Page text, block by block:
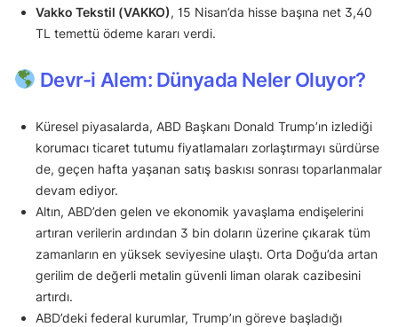
Vakko Tekstil (VAKKO), 15 Nisan’da hisse başına net 3,40
TL temettü ödeme kararı verdi.
Devr-i Alem: Dünyada Neler Oluyor?
Küresel piyasalarda, ABD Başkanı Donald Trump’ın izlediği
korumacı ticaret tutumu fiyatlamaları zorlaştırmayı sürdürse
de, geçen hafta yaşanan satış baskısı sonrası toparlanmalar
devam ediyor.
Altın, ABD’den gelen ve ekonomik yavaşlama endişelerini
artıran verilerin ardından 3 bin doların üzerine çıkarak tüm
zamanların en yüksek seviyesine ulaştı. Orta Doğu’da artan
gerilim de değerli metalin güvenli liman olarak cazibesini
artırdı.
ABD’deki federal kurumlar, Trump’ın göreve başladığı